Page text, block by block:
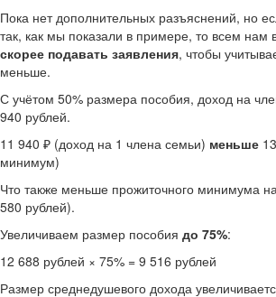
Пока нет дополнительных разъяснений, но
так, как мы показали в примере, то всем нам
скорее подавать заявления, чтобы
меньше.
С учётом 50% размера пособия, доход на
940 рублей.
11 940 ₽ (доход на 1 члена семьи) меньше
минимум)
Что также меньше прожиточного минимума
580 рублей).
Увеличиваем размер пособия до 75%:
12 688 рублей × 75% = 9 516 рублей
Размер среднедушевого дохода